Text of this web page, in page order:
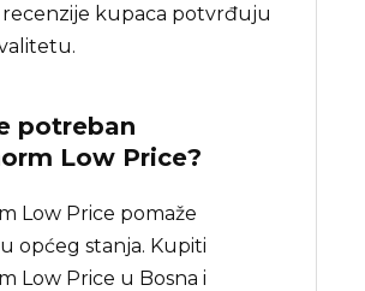
recenzije kupaca potvrđuju
potreban
Low Price?
Low Price pomaže
općeg stanja. Kupiti
Low Price u Bosna i